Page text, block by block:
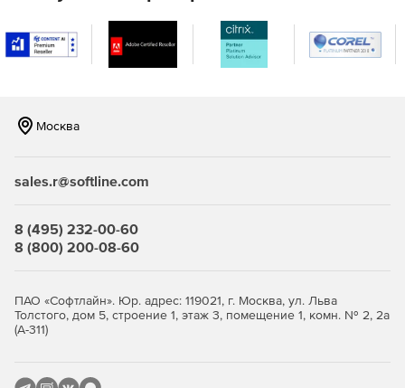
более 40 лет. Вместо того чтобы писать, проверять и
документировать сложные математические и
статистические алгоритмы с нуля, тысячи разработчиков
Математические и статистические функции IMSL
Операции с матрицами.
Интерполяция и аппроксимация.
Квадратура.
Москва
sales.r@softline.com
8 (495) 232-00-60
8 (800) 200-08-60
ПАО «Софтлайн». Юр. адрес: 119021, г. Москва, ул. Льва
Толстого, дом 5, строение 1, этаж 3, помещение 1, комн. № 2, 2а
(А-311)